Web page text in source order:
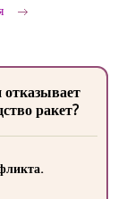
ракет?